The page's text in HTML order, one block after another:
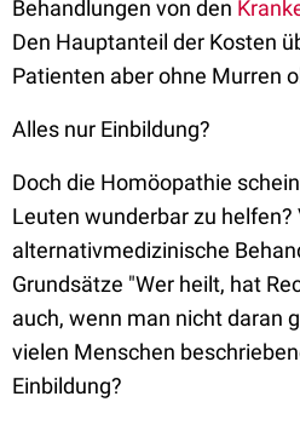
Behandlungen von den
Den Hauptanteil der Kosten
Patienten aber ohne Murren
Alles nur Einbildung?
Doch die Homöopathie
Leuten wunderbar zu helfen?
alternativmedizinische
Grundsätze "Wer heilt, hat
auch, wenn man nicht daran
vielen Menschen
Einbildung?